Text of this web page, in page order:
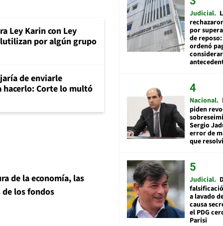
Ley Karin con Ley
por algún grupo
de enviarle
Corte lo multó
de la economía, las
los fondos
Judicial
por
de
ordenó
Nacional
piden
Sergio
error de
que
Judicial
a lavado
causa
el PDG
Parisi